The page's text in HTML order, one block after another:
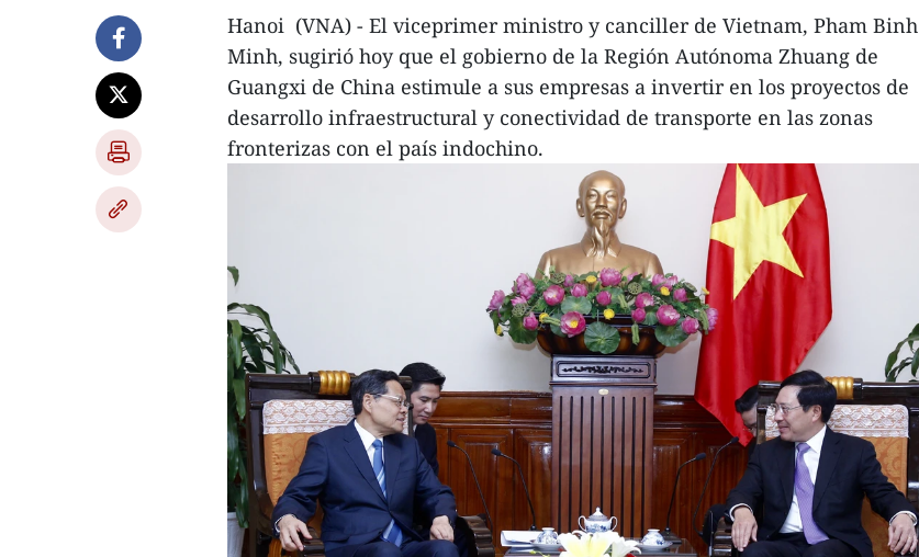
Hanoi (VNA) - El viceprimer ministro y canciller de Vietnam, Pham Binh
Minh, sugirió hoy que el gobierno de la Región Autónoma Zhuang de
Guangxi de China estimule a sus empresas a invertir en los proyectos de
desarrollo infraestructural y conectividad de transporte en las zonas
fronterizas con el país indochino.